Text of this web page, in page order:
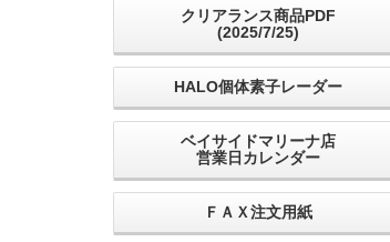
クリアランス商品PDF
(2025/7/25)
HALO個体素子レーダー
ベイサイドマリーナ店
営業日カレンダー
ＦＡＸ注文用紙